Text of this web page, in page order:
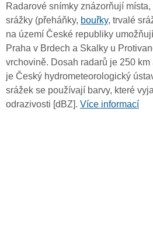
Radarové snímky znázorňují
srážky (přeháňky, bouřky, trvalé
na území České republiky
Praha v Brdech a Skalky u
vrchovině. Dosah radarů je 250
je Český hydrometeorologický
srážek se používají barvy, které
odrazivosti [dBZ]. Více informací